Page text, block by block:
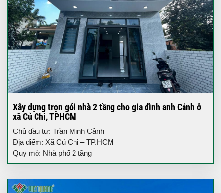
Xây dựng trọn gói nhà 2 tầng cho gia đình anh Cảnh ở
xã Củ Chi, TPHCM
Chủ đầu tư: Trần Minh Cảnh
Địa điểm: Xã Củ Chi – TP.HCM
Quy mô: Nhà phố 2 tầng